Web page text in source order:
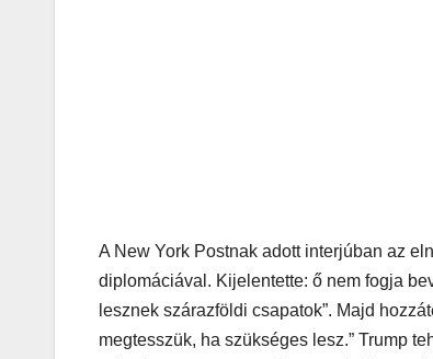
A New York Postnak adott interjúban az
diplomáciával. Kijelentette: ő nem fogja
lesznek szárazföldi csapatok”. Majd
megtesszük, ha szükséges lesz.” Trump